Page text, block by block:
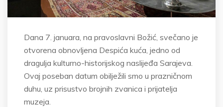
Dana 7. januara, na pravoslavni Božić, svečano je
otvorena obnovljena Despića kuća, jedno od
dragulja kulturno-historijskog naslijeđa Sarajeva.
Ovaj poseban datum obilježili smo u prazničnom
duhu, uz prisustvo brojnih zvanica i prijatelja
muzeja.